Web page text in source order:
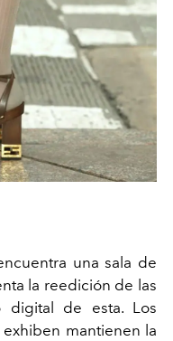
una sala de
la reedición de las
digital de esta. Los
mantienen la